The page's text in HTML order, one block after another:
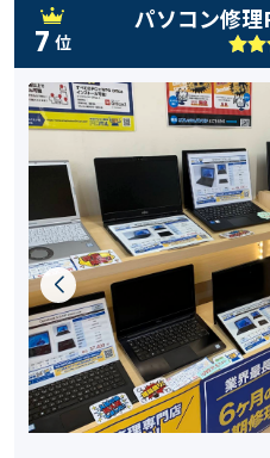
7 位
パソコン修